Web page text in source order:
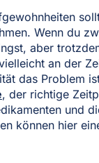
Wenn du
aber
an der
das Problem
, der richtige
und
können hier